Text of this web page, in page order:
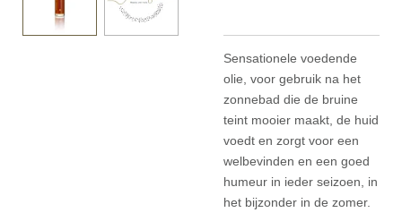
Sensationele voedende
olie, voor gebruik na het
zonnebad die de bruine
teint mooier maakt, de huid
voedt en zorgt voor een
welbevinden en een goed
humeur in ieder seizoen, in
het bijzonder in de zomer.